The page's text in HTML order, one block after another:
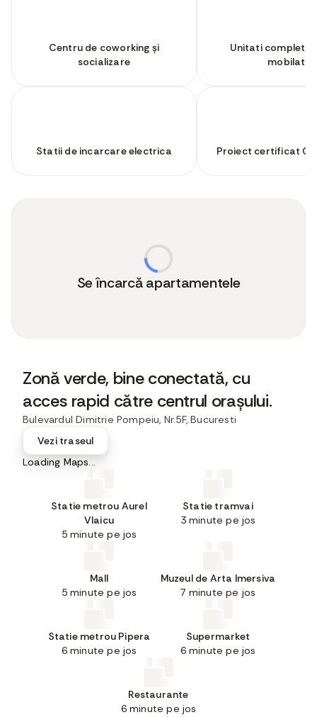
Centru de coworking și
socializare
Unitati complet
mobilate
Statii de incarcare electrica Proiect certificat
Se încarcă apartamentele
Zonă verde, bine conectată, cu
acces rapid către centrul orașului.
Bulevardul Dimitrie Pompeiu, Nr.5F, Bucuresti
Vezi traseul
Loading Maps...
Statie metrou Aurel
Vlaicu
5 minute pe jos
Statie tramvai
3 minute pe jos
Mall
5 minute pe jos
Muzeul de Arta Imersiva
7 minute pe jos
Statie metrou Pipera
6 minute pe jos
Supermarket
6 minute pe jos
Restaurante
6 minute pe jos